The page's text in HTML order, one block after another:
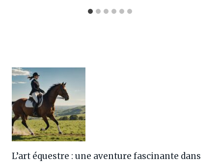
L’art équestre : une aventure fascinante dans